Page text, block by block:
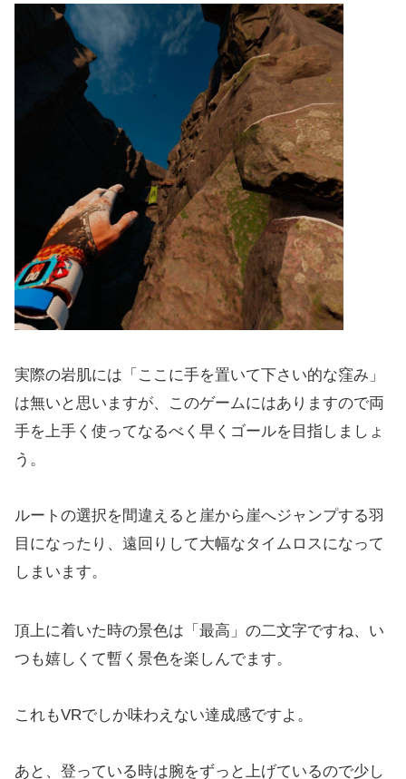
実際の岩肌には「ここに手を置いて下さい的な窪み」
は無いと思いますが、このゲームにはありますので両
手を上手く使ってなるべく早くゴールを目指しましょ
う。
ルートの選択を間違えると崖から崖へジャンプする羽
目になったり、遠回りして大幅なタイムロスになって
しまいます。
頂上に着いた時の景色は「最高」の二文字ですね、い
つも嬉しくて暫く景色を楽しんでます。
これもVRでしか味わえない達成感ですよ。
あと、登っている時は腕をずっと上げているので少し